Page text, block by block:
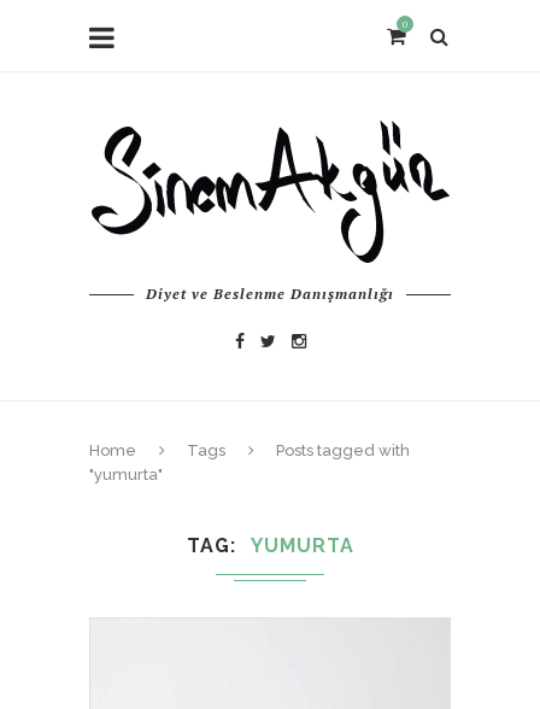
0
Diyet ve Beslenme Danışmanlığı
Home Tags
Posts tagged with
"yumurta"
TAG YUMURTA